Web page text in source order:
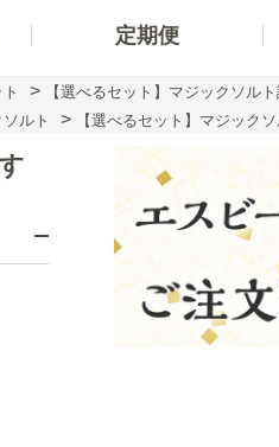
定期便
>
【選べるセット】マジックソル
ルト > 【選べるセット】マジック